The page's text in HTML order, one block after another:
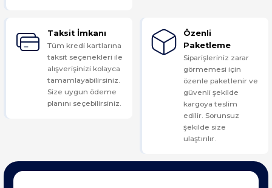
Taksit İmkanı
Tüm kredi kartlarına
taksit seçenekleri ile
alışverişinizi kolayca
tamamlayabilirsiniz.
Size uygun ödeme
planını seçebilirsiniz.
Özenli
Paketleme
Siparişleriniz zarar
görmemesi için
özenle paketlenir ve
güvenli şekilde
kargoya teslim
edilir. Sorunsuz
şekilde size
ulaştırılır.